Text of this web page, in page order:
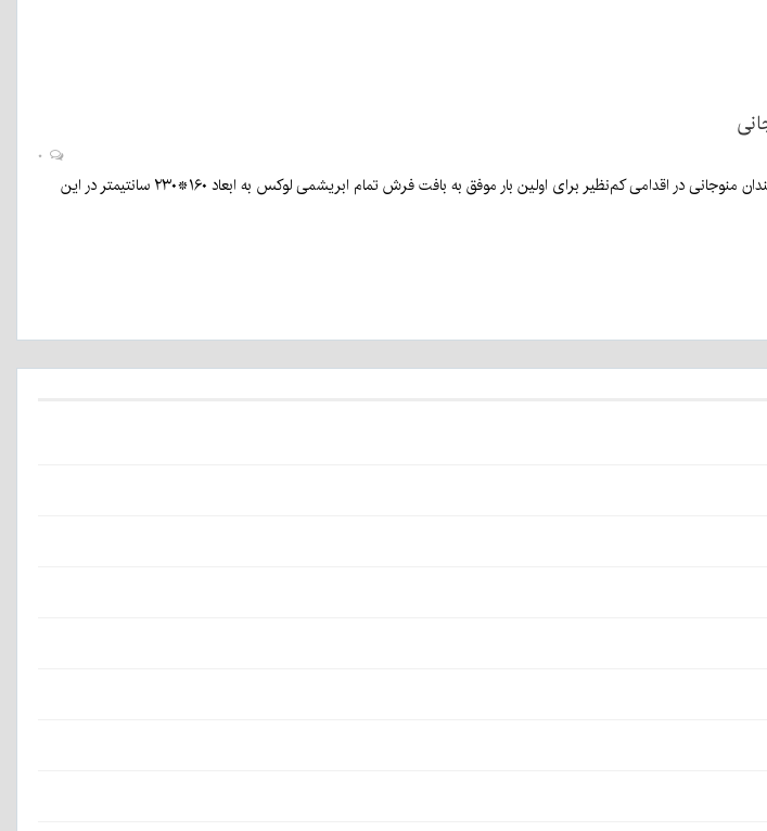
معین اقتصاد مقاومتی شهرستان منوجان گفت: هنرمندان منوجانی در اقدامی کم‌نظیر برای اولین بار موفق به بافت فرش تمام ابریشمی لوکس به ابعاد ۱۶۰*۲۳۰ سانتیمتر در این